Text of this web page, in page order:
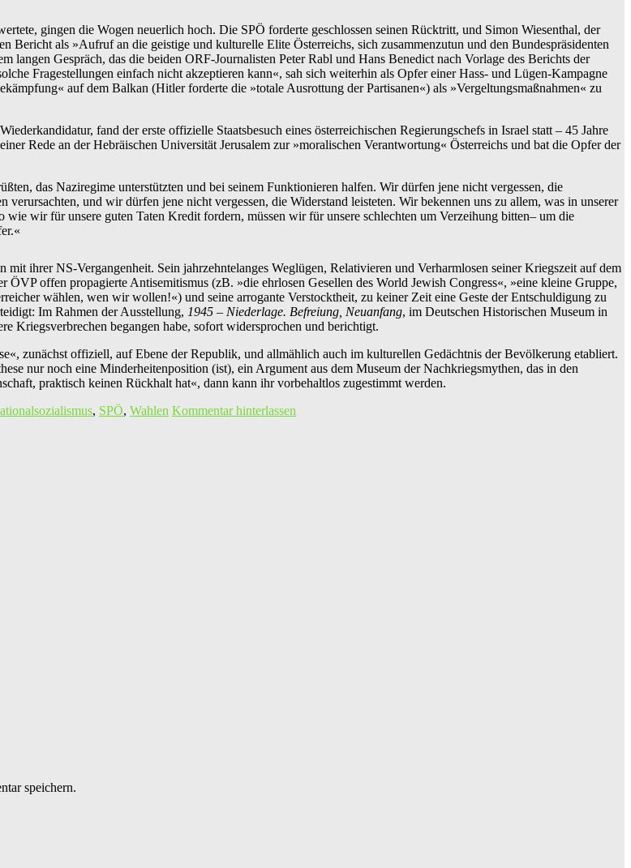
gingen die Wogen neuerlich hoch. Die SPÖ forderte geschlossen seinen Rücktritt, und Simon Wiesenthal, der
als »Aufruf an die geistige und kulturelle Elite Österreichs, sich zusammenzutun und den Bundespräsidenten
Gespräch, das die beiden ORF-Journalisten Peter Rabl und Hans Benedict nach Vorlage des Berichts der
Fragestellungen einfach nicht akzeptieren kann«, sah sich weiterhin als Opfer einer Hass- und Lügen-Kampagne
auf dem Balkan (Hitler forderte die »totale Ausrottung der Partisanen«) als »Vergeltungsmaßnahmen« zu
fand der erste offizielle Staatsbesuch eines österreichischen Regierungschefs in Israel statt – 45 Jahre
Rede an der Hebräischen Universität Jerusalem zur »moralischen Verantwortung« Österreichs und bat die Opfer der
das Naziregime unterstützten und bei seinem Funktionieren halfen. Wir dürfen jene nicht vergessen, die
und wir dürfen jene nicht vergessen, die Widerstand leisteten. Wir bekennen uns zu allem, was in unserer
wie wir für unsere guten Taten Kredit fordern, müssen wir für unsere schlechten um Verzeihung bitten– um die
ihrer NS-Vergangenheit. Sein jahrzehntelanges Weglügen, Relativieren und Verharmlosen seiner Kriegszeit auf dem
offen propagierte Antisemitismus (zB. »die ehrlosen Gesellen des World Jewish Congress«, »eine kleine Gruppe,
wählen, wen wir wollen!«) und seine arrogante Verstocktheit, zu keiner Zeit eine Geste der Entschuldigung zu
Im Rahmen der Ausstellung, 1945 – Niederlage. Befreiung, Neuanfang, im Deutschen Historischen Museum in
Kriegsverbrechen begangen habe, sofort widersprochen und berichtigt.
zunächst offiziell, auf Ebene der Republik, und allmählich auch im kulturellen Gedächtnis der Bevölkerung etabliert.
nur noch eine Minderheitenposition (ist), ein Argument aus dem Museum der Nachkriegsmythen, das in den
praktisch keinen Rückhalt hat«, dann kann ihr vorbehaltlos zugestimmt werden.
, SPÖ, Wahlen Kommentar hinterlassen
speichern.